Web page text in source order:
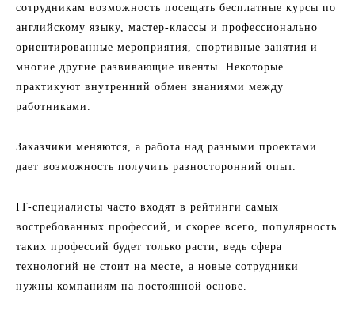
сотрудникам возможность посещать бесплатные курсы по
английскому языку, мастер-классы и профессионально
ориентированные мероприятия, спортивные занятия и
многие другие развивающие ивенты. Некоторые
практикуют внутренний обмен знаниями между
работниками.
Заказчики меняются, а работа над разными проектами
дает возможность получить разносторонний опыт.
IT-специалисты часто входят в рейтинги самых
востребованных профессий, и скорее всего, популярность
таких профессий будет только расти, ведь сфера
технологий не стоит на месте, а новые сотрудники
нужны компаниям на постоянной основе.